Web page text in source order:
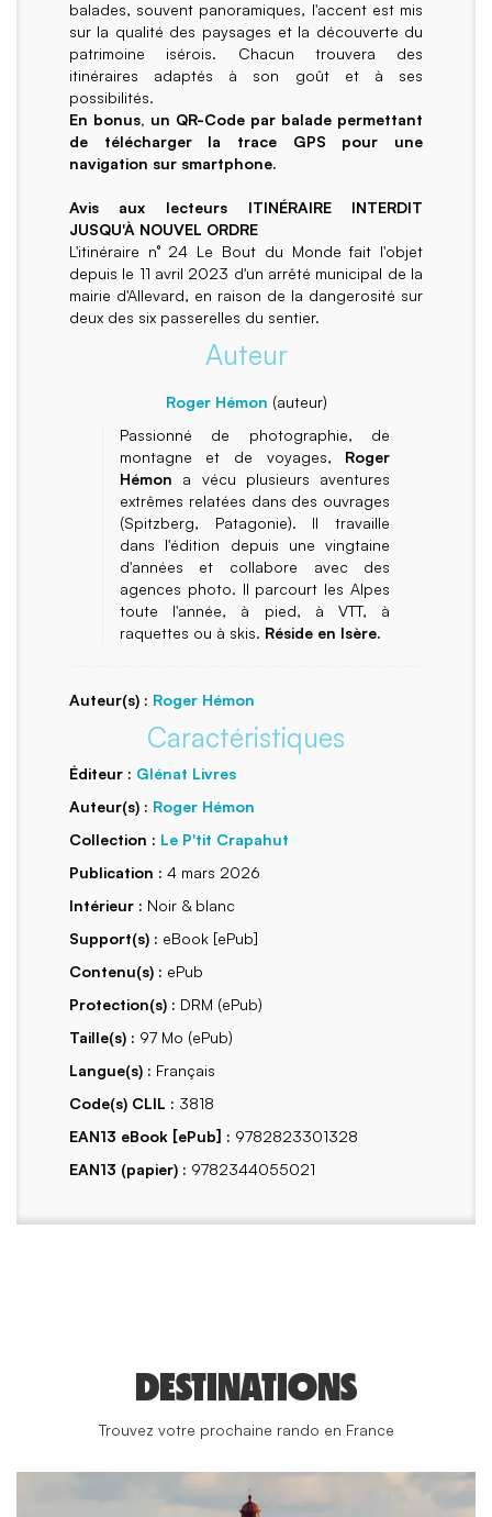
balades, souvent panoramiques, l'accent est mis
sur la qualité des paysages et la découverte du
patrimoine isérois. Chacun trouvera des
itinéraires adaptés à son goût et à ses
possibilités.
En bonus, un QR-Code par balade permettant
de télécharger la trace GPS pour une
navigation sur smartphone.
Avis aux lecteurs ITINÉRAIRE INTERDIT
JUSQU'À NOUVEL ORDRE
L'itinéraire n° 24 Le Bout du Monde fait l'objet
depuis le 11 avril 2023 d'un arrêté municipal de la
mairie d'Allevard, en raison de la dangerosité sur
deux des six passerelles du sentier.
Auteur
Roger Hémon (auteur)
Passionné de photographie, de
montagne et de voyages, Roger
Hémon a vécu plusieurs aventures
extrêmes relatées dans des ouvrages
(Spitzberg, Patagonie). Il travaille
dans l'édition depuis une vingtaine
d'années et collabore avec des
agences photo. Il parcourt les Alpes
toute l'année, à pied, à VTT, à
raquettes ou à skis. Réside en Isère.
Auteur(s) : Roger Hémon
Caractéristiques
Éditeur : Glénat Livres
Auteur(s) : Roger Hémon
Collection : Le P'tit Crapahut
Publication : 4 mars 2026
Intérieur : Noir & blanc
Support(s) : eBook [ePub]
Contenu(s) : ePub
Protection(s) : DRM (ePub)
Taille(s) : 97 Mo (ePub)
Langue(s) : Français
Code(s) CLIL : 3818
EAN13 eBook [ePub] : 9782823301328
EAN13 (papier) : 9782344055021
DESTINATIONS
Trouvez votre prochaine rando en France